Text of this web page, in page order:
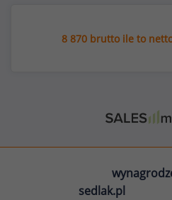
8 870 brutto ile to
sedlak.pl